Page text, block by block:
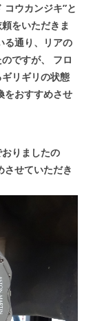
ウカンジキ”と
をいただきま
る通り、リアの
ですが、
フロ
リギリの状態
をおすすめさせ
りましたの
させていただき